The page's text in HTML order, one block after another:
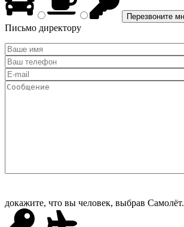
Письмо директору
докажите, что вы человек, выбрав Самолёт.